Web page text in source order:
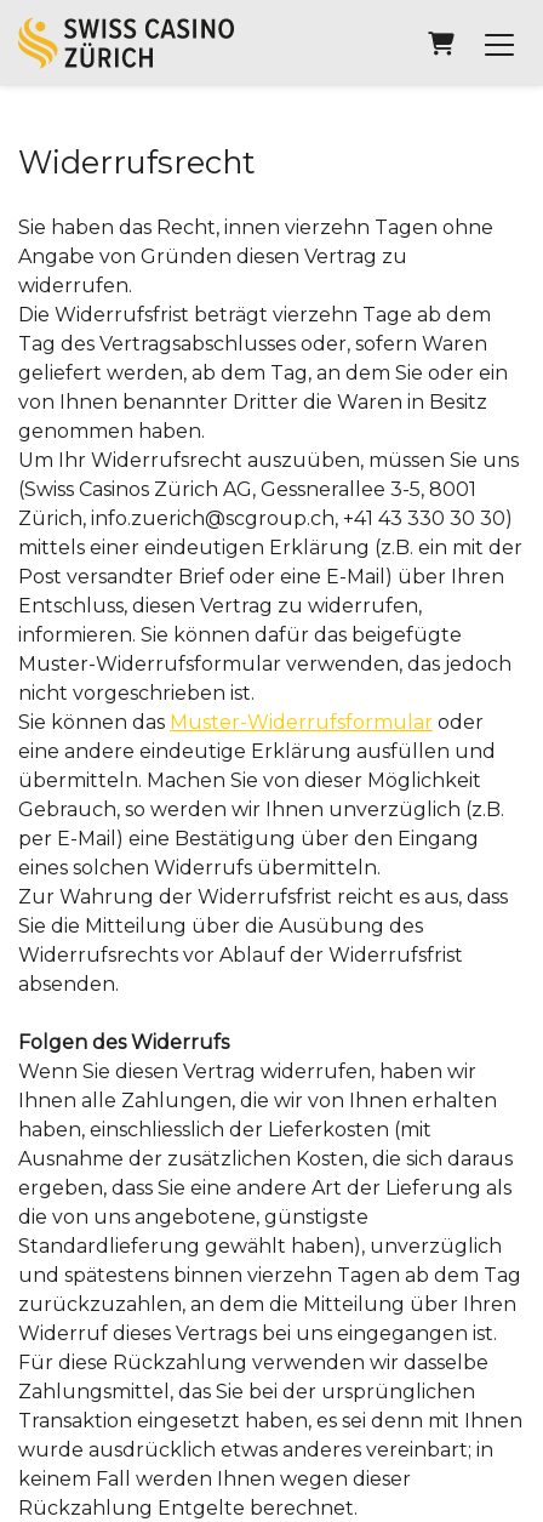
Widerrufsrecht
Sie haben das Recht, innen vierzehn Tagen ohne
Angabe von Gründen diesen Vertrag zu
widerrufen.
Die Widerrufsfrist beträgt vierzehn Tage ab dem
Tag des Vertragsabschlusses oder, sofern Waren
geliefert werden, ab dem Tag, an dem Sie oder ein
von Ihnen benannter Dritter die Waren in Besitz
genommen haben.
Um Ihr Widerrufsrecht auszuüben, müssen Sie uns
(Swiss Casinos Zürich AG, Gessnerallee 3-5, 8001
Zürich, info.zuerich@scgroup.ch, +41 43 330 30 30)
mittels einer eindeutigen Erklärung (z.B. ein mit der
Post versandter Brief oder eine E-Mail) über Ihren
Entschluss, diesen Vertrag zu widerrufen,
informieren. Sie können dafür das beigefügte
Muster-Widerrufsformular verwenden, das jedoch
nicht vorgeschrieben ist.
Sie können das Muster-Widerrufsformular oder
eine andere eindeutige Erklärung ausfüllen und
übermitteln. Machen Sie von dieser Möglichkeit
Gebrauch, so werden wir Ihnen unverzüglich (z.B.
per E-Mail) eine Bestätigung über den Eingang
eines solchen Widerrufs übermitteln.
Zur Wahrung der Widerrufsfrist reicht es aus, dass
Sie die Mitteilung über die Ausübung des
Widerrufsrechts vor Ablauf der Widerrufsfrist
absenden.
Folgen des Widerrufs
Wenn Sie diesen Vertrag widerrufen, haben wir
Ihnen alle Zahlungen, die wir von Ihnen erhalten
haben, einschliesslich der Lieferkosten (mit
Ausnahme der zusätzlichen Kosten, die sich daraus
ergeben, dass Sie eine andere Art der Lieferung als
die von uns angebotene, günstigste
Standardlieferung gewählt haben), unverzüglich
und spätestens binnen vierzehn Tagen ab dem Tag
zurückzuzahlen, an dem die Mitteilung über Ihren
Widerruf dieses Vertrags bei uns eingegangen ist.
Für diese Rückzahlung verwenden wir dasselbe
Zahlungsmittel, das Sie bei der ursprünglichen
Transaktion eingesetzt haben, es sei denn mit Ihnen
wurde ausdrücklich etwas anderes vereinbart; in
keinem Fall werden Ihnen wegen dieser
Rückzahlung Entgelte berechnet.